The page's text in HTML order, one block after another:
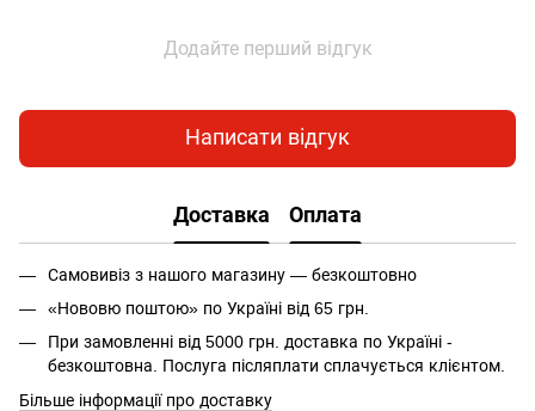
Додайте перший відгук
Написати відгук
Доставка Оплата
Самовивіз з нашого магазину — безкоштовно
«Нововю поштою» по Україні від 65 грн.
При замовленні від 5000 грн. доставка по Україні -
безкоштовна. Послуга післяплати сплачується клієнтом.
Більше інформації про доставку